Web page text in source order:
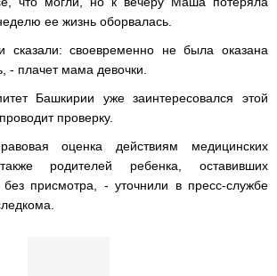
ее жизнь оборвалась.
своевременно не была оказана
- плачет мама девочки.
Башкирии уже заинтересовался этой
проверку.
оценка действиям медицинских
родителей ребенка, оставивших
присмотра, - уточнили в пресс-службе